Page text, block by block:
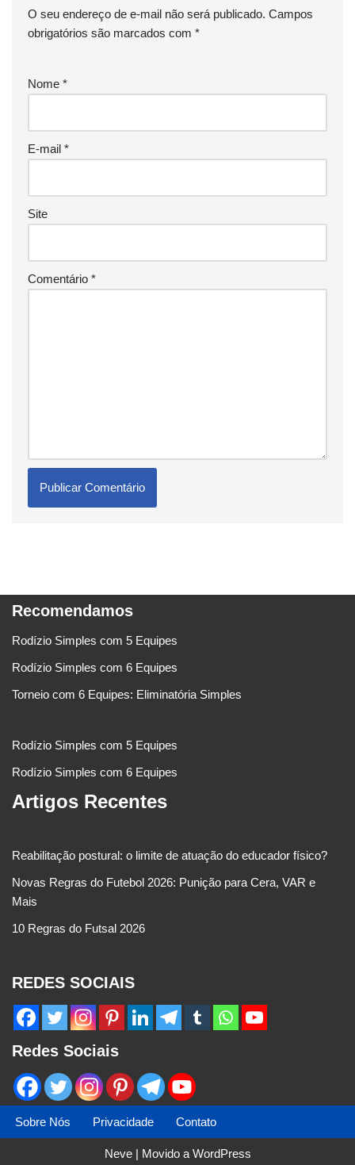
O seu endereço de e-mail não será publicado. Campos
obrigatórios são marcados com *
Nome *
E-mail *
Site
Comentário *
Recomendamos
Rodízio Simples com 5 Equipes
Rodízio Simples com 6 Equipes
Torneio com 6 Equipes: Eliminatória Simples
Rodízio Simples com 5 Equipes
Rodízio Simples com 6 Equipes
Artigos Recentes
Reabilitação postural: o limite de atuação do educador físico?
Novas Regras do Futebol 2026: Punição para Cera, VAR e
Mais
10 Regras do Futsal 2026
REDES SOCIAIS
Redes Sociais
Sobre Nós Privacidade Contato
Neve| Movido a WordPress